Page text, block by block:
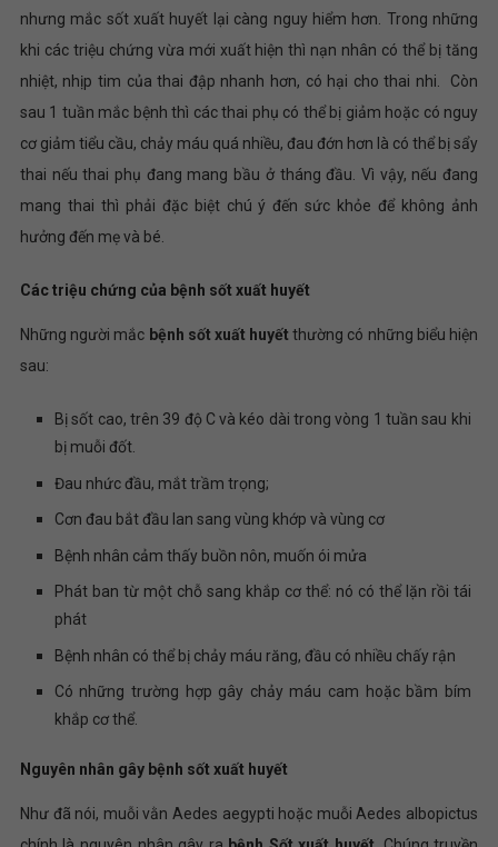
nhưng mắc sốt xuất huyết lại càng nguy hiểm hơn. Trong những
khi các triệu chứng vừa mới xuất hiện thì nạn nhân có thể bị tăng
nhiệt, nhịp tim của thai đập nhanh hơn, có hại cho thai nhi. Còn
sau 1 tuần mắc bệnh thì các thai phụ có thể bị giảm hoặc có nguy
cơ giảm tiểu cầu, chảy máu quá nhiều, đau đớn hơn là có thể bị sẩy
thai nếu thai phụ đang mang bầu ở tháng đầu. Vì vậy, nếu đang
mang thai thì phải đặc biệt chú ý đến sức khỏe để không ảnh
hưởng đến mẹ và bé.
Các triệu chứng của bệnh sốt xuất huyết
Những người mắc bệnh sốt xuất huyết thường có những biểu hiện
sau:
Bị sốt cao, trên 39 độ C và kéo dài trong vòng 1 tuần sau khi
bị muỗi đốt.
Đau nhức đầu, mắt trầm trọng;
Cơn đau bắt đầu lan sang vùng khớp và vùng cơ
Bệnh nhân cảm thấy buồn nôn, muốn ói mửa
Phát ban từ một chỗ sang khắp cơ thể: nó có thể lặn rồi tái
phát
Bệnh nhân có thể bị chảy máu răng, đầu có nhiều chấy rận
Có những trường hợp gây chảy máu cam hoặc bầm bím
khắp cơ thể.
Nguyên nhân gây bệnh sốt xuất huyết
Như đã nói, muỗi vằn Aedes aegypti hoặc muỗi Aedes albopictus